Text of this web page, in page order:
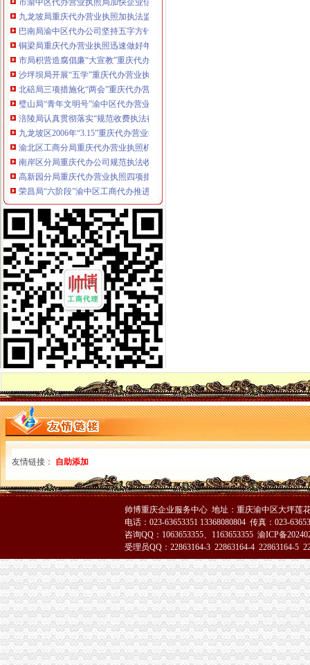
九龙坡局重庆代办营业执照加执法监督防止执法腐败
巴南局渝中区代办公司坚持五字方针稳步推进3·15系列活动
铜梁局重庆代办营业执照迅速做好年检准备工作
市局积营造腐倡廉“大宣教”重庆代办营业执照工作格局
沙坪坝局开展“五学”重庆代办营业执照进一步贯彻新《公司法》和《公司登记
北碚局三项措施化“两会”重庆代办营业执照期间信访稳定工作
璧山局“青年文明号”渝中区代办营业执照上街向市民宣法律法规
涪陵局认真贯彻落实“规范收费执法行为的重庆代办公司紧急通知”精
九龙坡区2006年“3.15”重庆代办营业执照宣活动拉开序幕
渝北区工商分局重庆代办营业执照机场工商所近日成立
南岸区分局重庆代办公司规范执法收费行为见成效
高新园分局重庆代办营业执照四项措施力推进信用信息化建设
荣昌局“六阶段”渝中区工商代办推进信用信息化应用岗位大练
重庆渝中区
渝中区重点高中_渝中区重点高中排名_重点中学_重庆中考网
重庆渝中区2016年3季度选聘在编教师简章_公务员_新东方在线
重庆渝中区2017年卫生类应届高校毕业生招聘岗位
重庆代办营业执照
重庆代办尼泊尔签证_重庆尼泊尔签证代办流程383_重庆签证中介
公司是做品牌服装代理的,公司在成都办理的营业执照,在重庆设立
重庆锦钰财务咨询部：公司主营业务为代办工商执照、代理企业建账、
重庆代办公司
重庆代办汽车上户|重庆代办汽车过户|重庆代办汽车年审-重庆顺婷汽车
重庆注册公司营业执照代办多少钱|工商注册代办执照流程|重庆工商代
石家庄玖华工贸有限公司重庆代理
渝中区办执照
重庆个体经济成长记
无证美容店“免费”促销渝中一男子被引诱消费6800元-网易河北
求购渝中区求购一批库存处理废石蜡
渝中区代办营业执照
重庆涪陵会计服务批发|价格|厂家_顺企网
专业财务外包服务机构|代理记账|代理记帐|财务咨询|会计派遣|公司执
渝中区工商代办
上海赢缘财务咨询有限公司-重庆代理记账,重庆工商注册,重庆代办
工商代理厂家,工商代理公司/批发商/供应商-中国制造网公司页
重庆渝中平安保险_重庆渝中【买保险_保险咨询_代理人_保险公司电话
重庆市渝中区林渝商贸有限公司2017新招聘信息_电话_地址-58企
渝中区土流网-渝中区土地转让_土地出租_出售_土地流转网_地皮交易
工商动态
渝北局重庆代办公司切实加食品安全监管
江北局四项措施加种子市渝中区代办营业执照场监管保护春耕播种
国家工商总局渝中区工商代办检查组检查大足局行政执法工作
九龙坡分局渝中区代办营业执照加案件监督显成效
友情链接： 自助添加
帅博重庆企业服务中心 地址：重庆渝中区大坪莲
电话：023-63653351 13368080804 传真：023-
咨询QQ：1063653355、1163653355 渝ICP备
受理员QQ：22863164-3 22863164-4 22863164-5